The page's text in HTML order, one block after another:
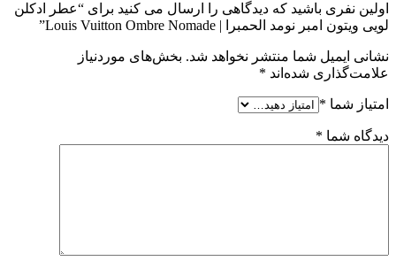
اولین نفری باشید که دیدگاهی را ارسال می کنید برای “عطر ادکلن
لویی ویتون امبر نومد الحمبرا | Louis Vuitton Ombre Nomade”
نشانی ایمیل شما منتشر نخواهد شد. بخش‌های موردنیاز
علامت‌گذاری شده‌اند *
امتیاز شما *
دیدگاه شما *